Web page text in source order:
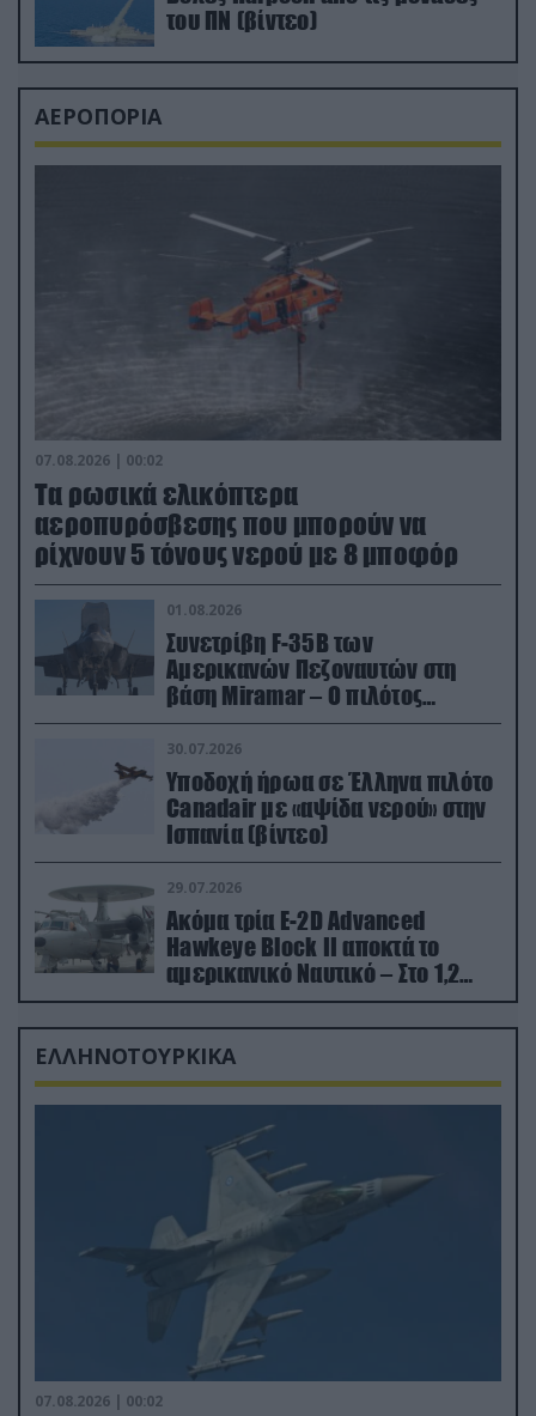
του ΠΝ (βίντεο)
ΑΕΡΟΠΟΡΙΑ
07.08.2026 | 00:02
Τα ρωσικά ελικόπτερα
αεροπυρόσβεσης που μπορούν να
ρίχνουν 5 τόνους νερού με 8 μποφόρ
01.08.2026
Συνετρίβη F-35B των
Αμερικανών Πεζοναυτών στη
βάση Miramar – Ο πιλότος
εκτινάχθηκε εγκαίρως
30.07.2026
Υποδοχή ήρωα σε Έλληνα πιλότο
Canadair με «αψίδα νερού» στην
Ισπανία (βίντεο)
29.07.2026
Ακόμα τρία E-2D Advanced
Hawkeye Block II αποκτά το
αμερικανικό Ναυτικό – Στο 1,2
δισ.δολάρια το κόστος
ΕΛΛΗΝΟΤΟΥΡΚΙΚΑ
07.08.2026 | 00:02